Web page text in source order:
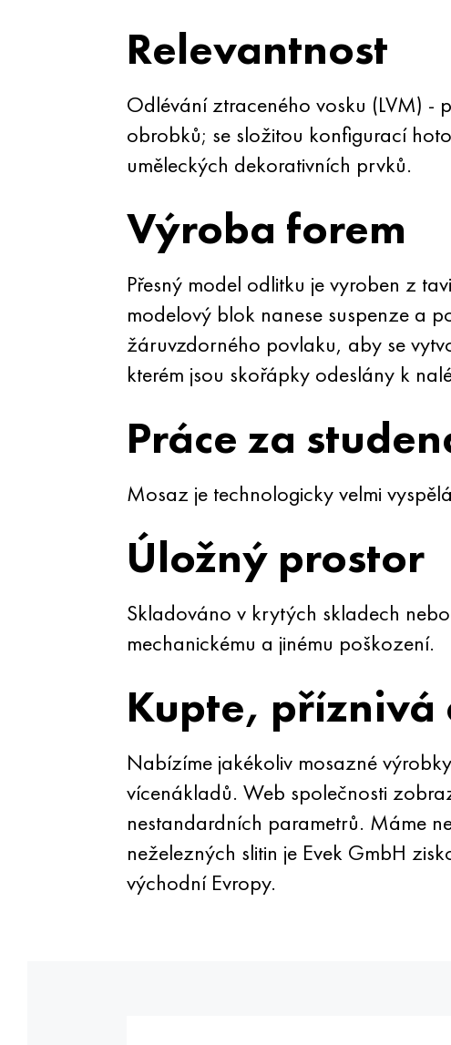
Relevantnost
Odlévání ztraceného vosku (LVM) -
obrobků; se složitou konfigurací
uměleckých dekorativních prvků.
Výroba forem
Přesný model odlitku je vyroben z
modelový blok nanese suspenze a
žáruvzdorného povlaku, aby se
kterém jsou skořápky odeslány k
Práce za
Mosaz je technologicky velmi
Úložný prostor
Skladováno v krytých skladech
mechanickému a jinému poškození.
Kupte, příznivá
Nabízíme jakékoliv mosazné
vícenákladů. Web společnosti
nestandardních parametrů. Máme
neželezných slitin je Evek GmbH
východní Evropy.